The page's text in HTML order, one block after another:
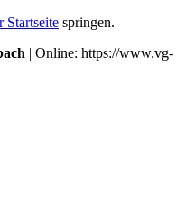
Startseite springen.
| Online: https://www.vg-